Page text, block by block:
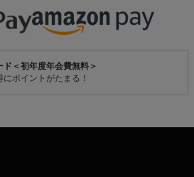
ド＜初年度年会費無料＞
ポイントがたまる！